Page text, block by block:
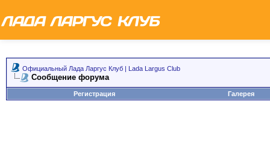
Официальный Лада Ларгус Клуб | Lada Largus Club
Сообщение форума
Регистрация Галерея